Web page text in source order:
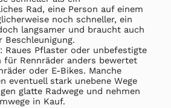
Rad, eine Person auf einem
noch schneller, ein
langsamer und braucht auch
Beschleunigung.
: Raues Pflaster oder unbefestigte
für Rennräder anders bewertet
oder E-Bikes. Manche
eventuell stark unebene Wege
glatte Radwege und nehmen
in Kauf.